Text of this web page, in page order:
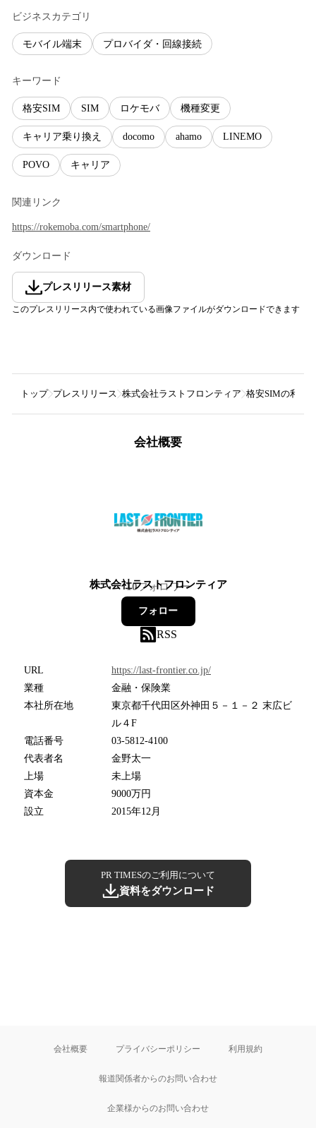
ビジネスカテゴリ
モバイル端末 プロバイダ・回線接続
キーワード
格安SIM SIM ロケモバ 機種変更
キャリア乗り換え docomo ahamo LINEMO
POVO キャリア
関連リンク
https://rokemoba.com/smartphone/
ダウンロード
プレスリリース素材
このプレスリリース内で使われている画像ファイルがダウンロードできます
トップ プレスリリース 株式会社ラストフロンティア 格安SIMの利用
会社概要
株式会社ラストフロンティア
10フォロワー
フォロー
RSS
URL
https://last-frontier.co.jp/
業種
金融・保険業
本社所在地
東京都千代田区外神田５－１－２ 末広ビ
ル４F
電話番号
03-5812-4100
代表者名
金野太一
上場
未上場
資本金
9000万円
設立
2015年12月
PR TIMESのご利用について
資料をダウンロード
会社概要 プライバシーポリシー 利用規約
報道関係者からのお問い合わせ
企業様からのお問い合わせ